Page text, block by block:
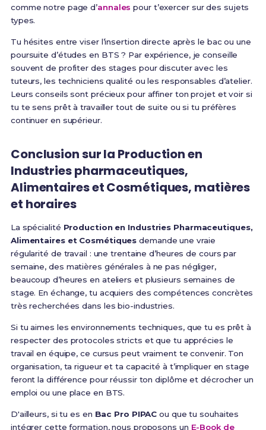
comme notre page d’annales pour t’exercer sur des sujets
types.
Tu hésites entre viser l’insertion directe après le bac ou une
poursuite d’études en BTS ? Par expérience, je conseille
souvent de profiter des stages pour discuter avec les
tuteurs, les techniciens qualité ou les responsables d’atelier.
Leurs conseils sont précieux pour affiner ton projet et voir si
tu te sens prêt à travailler tout de suite ou si tu préfères
continuer en supérieur.
Conclusion sur la Production en
Industries pharmaceutiques,
Alimentaires et Cosmétiques, matières
et horaires
La spécialité Production en Industries Pharmaceutiques,
Alimentaires et Cosmétiques demande une vraie
régularité de travail : une trentaine d’heures de cours par
semaine, des matières générales à ne pas négliger,
beaucoup d’heures en ateliers et plusieurs semaines de
stage. En échange, tu acquiers des compétences concrètes
très recherchées dans les bio-industries.
Si tu aimes les environnements techniques, que tu es prêt à
respecter des protocoles stricts et que tu apprécies le
travail en équipe, ce cursus peut vraiment te convenir. Ton
organisation, ta rigueur et ta capacité à t’impliquer en stage
feront la différence pour réussir ton diplôme et décrocher un
emploi ou une place en BTS.
D'ailleurs, si tu es en Bac Pro PIPAC ou que tu souhaites
intégrer cette formation, nous proposons un E-Book de